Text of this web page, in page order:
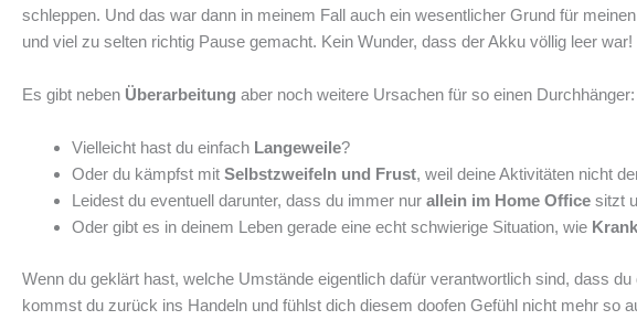
schleppen. Und das war dann in meinem Fall auch ein wesentlicher Grund für
und viel zu selten richtig Pause gemacht. Kein Wunder, dass der Akku völlig leer war!
Es gibt neben Überarbeitung aber noch weitere Ursachen für so einen Durchhänger:
Vielleicht hast du einfach Langeweile?
Oder du kämpfst mit Selbstzweifeln und Frust, weil deine Aktivitäten nicht
Leidest du eventuell darunter, dass du immer nur allein im Home Office sitzt
Oder gibt es in deinem Leben gerade eine echt schwierige Situation, wie
Wenn du geklärt hast, welche Umstände eigentlich dafür verantwortlich sind, dass
kommst du zurück ins Handeln und fühlst dich diesem doofen Gefühl nicht mehr so